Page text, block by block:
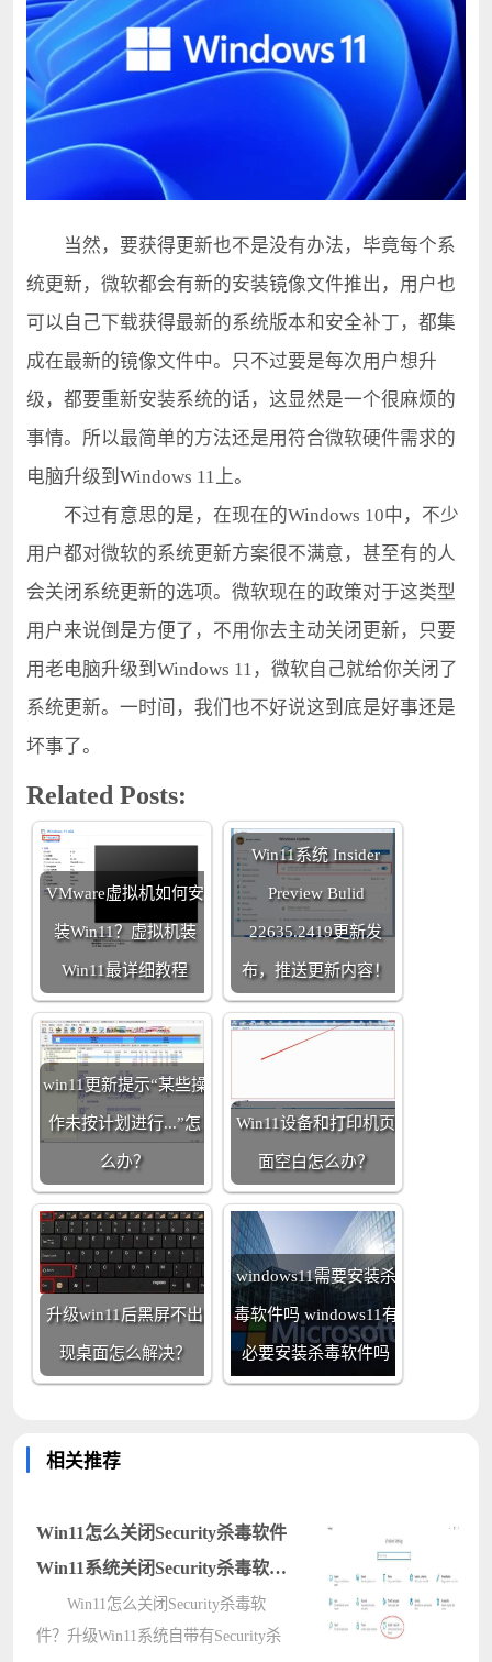
当然，要获得更新也不是没有办法，毕竟每个系
统更新，微软都会有新的安装镜像文件推出，用户也
可以自己下载获得最新的系统版本和安全补丁，都集
成在最新的镜像文件中。只不过要是每次用户想升
级，都要重新安装系统的话，这显然是一个很麻烦的
事情。所以最简单的方法还是用符合微软硬件需求的
电脑升级到Windows 11上。
不过有意思的是，在现在的Windows 10中，不少
用户都对微软的系统更新方案很不满意，甚至有的人
会关闭系统更新的选项。微软现在的政策对于这类型
用户来说倒是方便了，不用你去主动关闭更新，只要
用老电脑升级到Windows 11，微软自己就给你关闭了
系统更新。一时间，我们也不好说这到底是好事还是
坏事了。
Related Posts:
VMware虚拟机如何安
装Win11？虚拟机装
Win11最详细教程
Win11系统 Insider
Preview Bulid
22635.2419更新发
布，推送更新内容！
win11更新提示“某些操
作未按计划进行...”怎
么办？
Win11设备和打印机页
面空白怎么办？
升级win11后黑屏不出
现桌面怎么解决？
windows11需要安装杀
毒软件吗 windows11有
必要安装杀毒软件吗
相关推荐
Win11怎么关闭Security杀毒软件
Win11系统关闭Security杀毒软件
的详细步骤
Win11怎么关闭Security杀毒软
件？升级Win11系统自带有Security杀